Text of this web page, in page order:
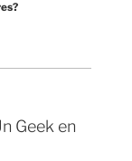
Geek en